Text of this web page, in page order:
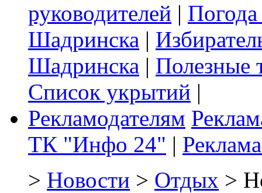
руководителей |
Шадринска |
Шадринска | Полезные
Список укрытий |
Рекламодателям
ТК "Инфо 24" |
> Новости > Отдых >